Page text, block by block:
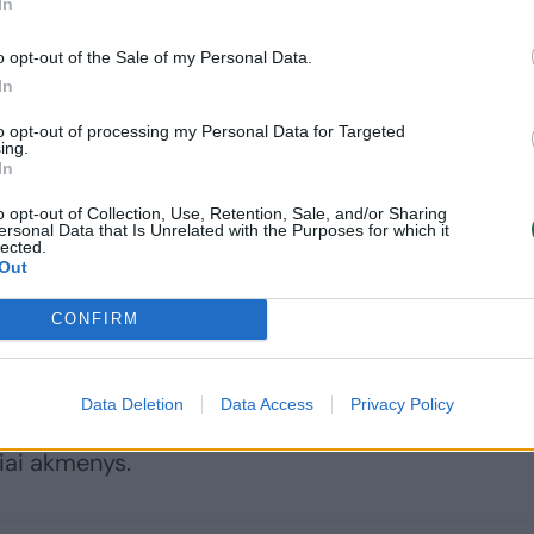
opt-out of the Sale of my Personal Data.
opt-out of processing my Personal Data for Targeted
opt-out of Collection, Use, Retention, Sale, and/or Sharing
Data that Is Unrelated with the Purposes for which it
CONFIRM
Data Deletion Data Access Privacy Policy
metu šlapime susiformuoja kieti mineralų ir
gali keliauti šlapimtakiais ir užblokuoti šlapimo
skausmą bei kitas komplikacijas. Inkstų
pasitaikančios – kalcio oksalatai, kalcio
akmenys.